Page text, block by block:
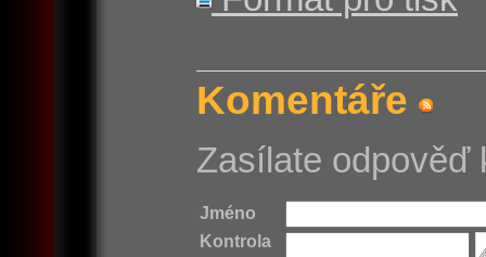
Komentáře
Zasílate odpověď
Jméno
Kontrola